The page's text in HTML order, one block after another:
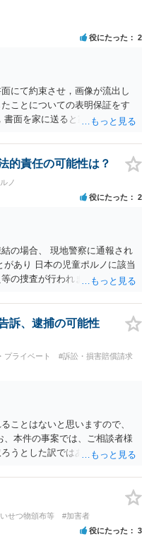
役にたった 2
にて約束させ，画像が流出し
ことについての表明保証をす
面を家に送ると家族に不貞行
と思われます。
的責任の可能性は？
ノ
役にたった 2
の場合、 現地警察に通報され
あり 日本の児童ポルノに該当
の捜査が行われます。 実際に
訴、逮捕の可能性
プライベート #訴訟・損害賠償請求
ことはないと思いますので、
、本件の事案では、ご相談者様
うとした訳ではありませんの
せつ物頒布等 #加害者
役にたった 3